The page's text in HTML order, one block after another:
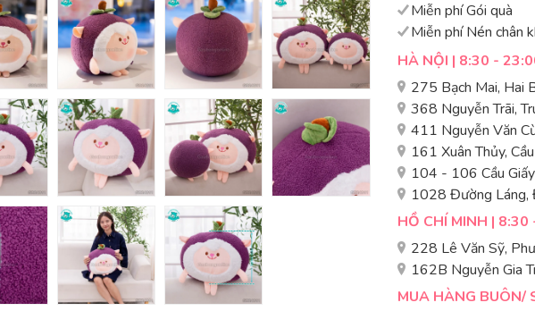
Miễn phí Gói quà
Miễn phí Nén chân
HÀ NỘI | 8:30 -
275 Bạch Mai, Hai
368 Nguyễn Trãi,
411 Nguyễn Văn
161 Xuân Thủy,
104 - 106 Cầu
1028 Đường
HỒ CHÍ MINH |
228 Lê Văn Sỹ,
162B Nguyễn Gia
MUA HÀNG